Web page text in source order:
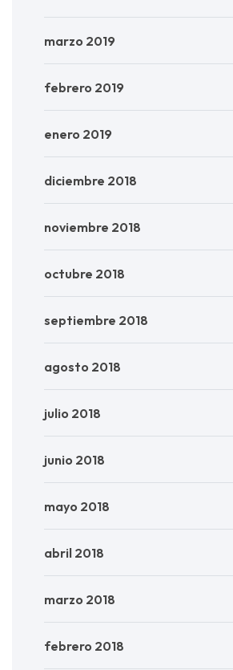
marzo 2019
febrero 2019
enero 2019
diciembre 2018
noviembre 2018
octubre 2018
septiembre 2018
agosto 2018
julio 2018
junio 2018
mayo 2018
abril 2018
marzo 2018
febrero 2018